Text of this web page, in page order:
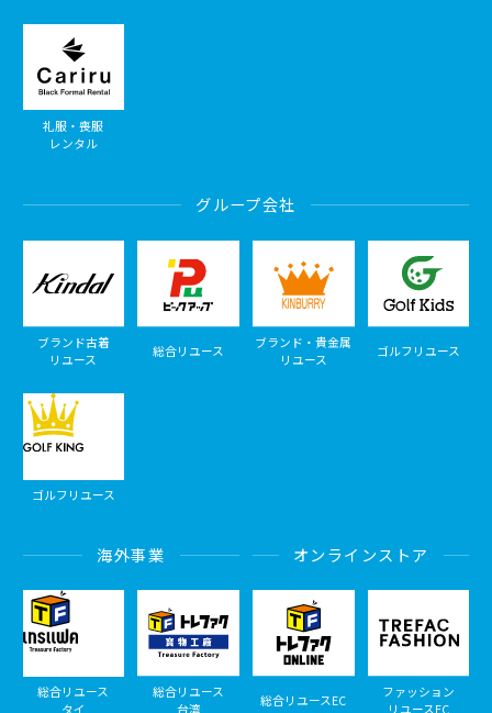
礼服・喪服
レンタル
グループ会社
ブランド古着
リユース
総合リユース
ブランド・貴金属
リユース
ゴルフリユース
ゴルフリユース
海外事業
総合リユース
タイ
総合リユース
台湾
オンラインストア
総合リユースEC
ファッション
リユースEC